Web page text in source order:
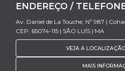
ENDEREÇO /
Av. Daniel de La Touche, Nº 987 |
CEP: 65074-115 | SÃO LUÍS | MA
VEJA A
MAIS